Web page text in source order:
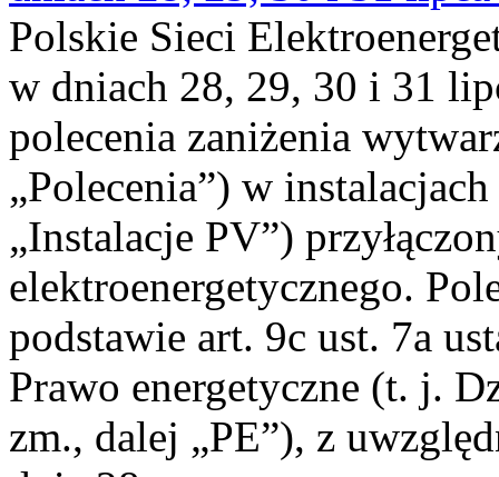
Polskie Sieci
w dniach 28, 29, 30 i 31
polecenia zaniżenia
„Polecenia”) w
„Instalacje PV”)
elektroenergetycznego.
podstawie art. 9c ust. 7a
Prawo energetyczne (t. j.
zm., dalej „PE”), z